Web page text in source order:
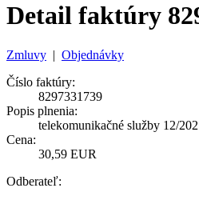
Detail faktúry
Zmluvy | Objednávky
Číslo faktúry:
8297331739
Popis plnenia:
telekomunikačné služby 12/
Cena:
30,59 EUR
Odberateľ: